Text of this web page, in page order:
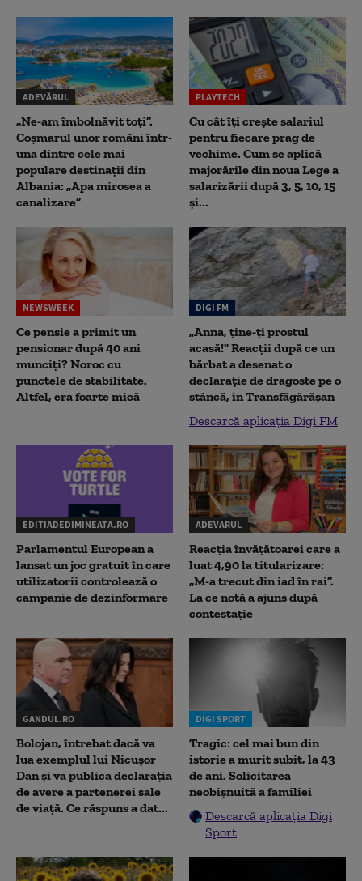
ADEVĂRUL
„Ne-am îmbolnăvit toți”.
Coșmarul unor români într-
una dintre cele mai
populare destinații din
Albania: „Apa mirosea a
canalizare”
PLAYTECH
Cu cât îți crește salariul
pentru fiecare prag de
vechime. Cum se aplică
majorările din noua Lege a
salarizării după 3, 5, 10, 15
și...
NEWSWEEK
Ce pensie a primit un
pensionar după 40 ani
munciți? Noroc cu
punctele de stabilitate.
Altfel, era foarte mică
DIGI FM
„Anna, ţine-ţi prostul
acasă!" Reacţii după ce un
bărbat a desenat o
declaraţie de dragoste pe o
stâncă, în Transfăgărăşan
Descarcă aplicația Digi FM
EDITIADEDIMINEATA.RO
Parlamentul European a
lansat un joc gratuit în care
utilizatorii controlează o
campanie de dezinformare
ADEVARUL
Reacția învățătoarei care a
luat 4,90 la titularizare:
„M-a trecut din iad în rai”.
La ce notă a ajuns după
contestație
GANDUL.RO
Bolojan, întrebat dacă va
lua exemplul lui Nicușor
Dan și va publica declarația
de avere a partenerei sale
de viață. Ce răspuns a dat...
DIGI SPORT
Tragic: cel mai bun din
istorie a murit subit, la 43
de ani. Solicitarea
neobișnuită a familiei
Descarcă aplicația Digi
Sport